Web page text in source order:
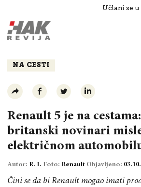
Učlani se u
Razgovori
NA CESTI
Renault 5 je na
britanski novinari
električnom
Autor: R. I. Foto: Renault Objavljeno:
Čini se da bi Renault mogao imati